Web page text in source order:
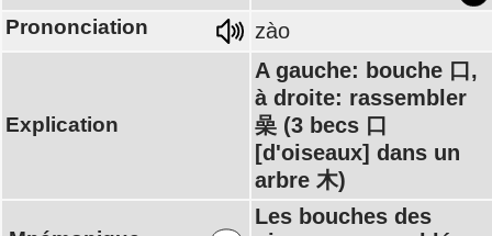
Prononciation zào
Explication
A gauche: bouche 口,
à droite: rassembler
喿 (3 becs 口
[d'oiseaux] dans un
arbre 木)
Les bouches des